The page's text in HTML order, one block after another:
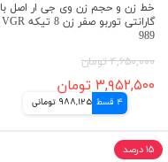
خط زن و حجم زن وی جی ار اصل با
گارانتی توربو صفر زن 8 تیکه VGR
989
۴,۶۵۰,۰۰۰ تومان
۳,۹۵۲,۵۰۰ تومان
4 قسط 988,125 تومانی
۱۵ درصد